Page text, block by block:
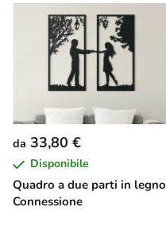
Quadro a due parti in legno
Connessione
da 33,80 €
Disponibile